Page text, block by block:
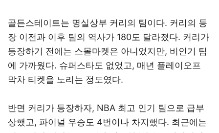
골든스테이트는 명실상부 커리의 팀이다. 커리의 등
장 이전과 이후 팀의 역사가 180도 달라졌다. 커리가
등장하기 전에는 스몰마켓은 아니었지만, 비인기 팀
에 가까웠다. 슈퍼스타도 없었고, 매년 플레이오프
막차 티켓을 노리는 정도였다.
반면 커리가 등장하자, NBA 최고 인기 팀으로 급부
상했고, 파이널 우승도 4번이나 차지했다. 최근에는